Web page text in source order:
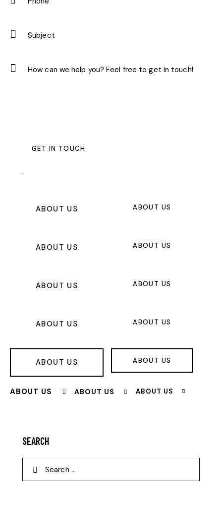
.
ABOUT US ABOUT US
ABOUT US ABOUT US
ABOUT US ABOUT US
ABOUT US ABOUT US
ABOUT US ABOUT US
ABOUT US ABOUT US ABOUT US
SEARCH